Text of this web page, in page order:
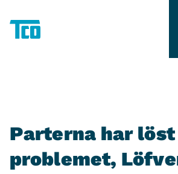
Parterna har
problemet,